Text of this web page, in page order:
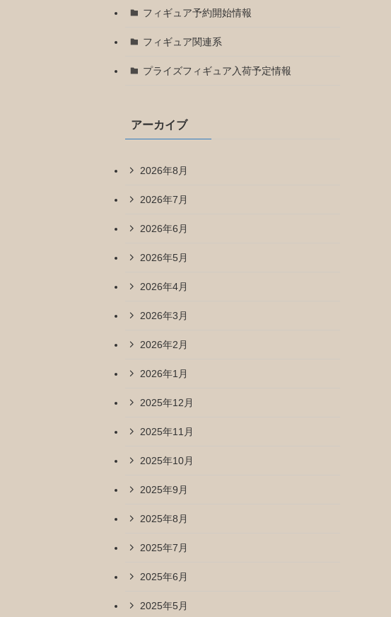
フィギュア予約開始情報
フィギュア関連系
プライズフィギュア入荷予定情報
アーカイブ
2026年8月
2026年7月
2026年6月
2026年5月
2026年4月
2026年3月
2026年2月
2026年1月
2025年12月
2025年11月
2025年10月
2025年9月
2025年8月
2025年7月
2025年6月
2025年5月